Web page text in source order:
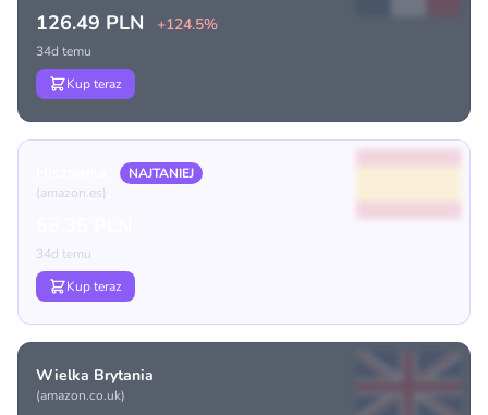
126.49 PLN +124.5%
34d temu
Kup teraz
NAJTANIEJ
(amazon.es)
34d temu
Kup teraz
Wielka Brytania
(amazon.co.uk)